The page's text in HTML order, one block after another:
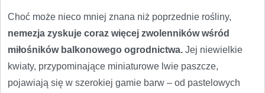
Choć może nieco mniej znana niż poprzednie rośliny,
nemezja zyskuje coraz więcej zwolenników wśród
miłośników balkonowego ogrodnictwa. Jej niewielkie
kwiaty, przypominające miniaturowe lwie paszcze,
pojawiają się w szerokiej gamie barw – od pastelowych